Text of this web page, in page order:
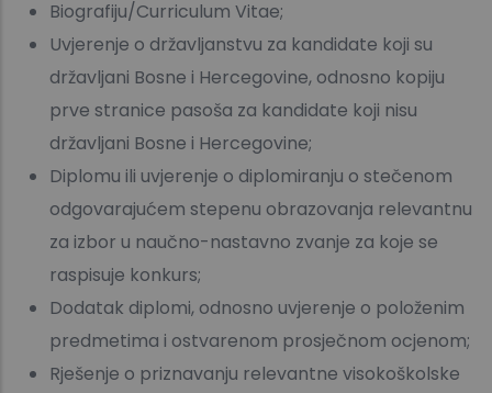
Biografiju/Curriculum Vitae;
Uvjerenje o državljanstvu za kandidate koji su
državljani Bosne i Hercegovine, odnosno kopiju
prve stranice pasoša za kandidate koji nisu
državljani Bosne i Hercegovine;
Diplomu ili uvjerenje o diplomiranju o stečenom
odgovarajućem stepenu obrazovanja relevantnu
za izbor u naučno-nastavno zvanje za koje se
raspisuje konkurs;
Dodatak diplomi, odnosno uvjerenje o položenim
predmetima i ostvarenom prosječnom ocjenom;
Rješenje o priznavanju relevantne visokoškolske